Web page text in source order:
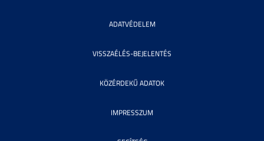
ADATVÉDELEM
VISSZAÉLÉS-BEJELENTÉS
KÖZÉRDEKŰ ADATOK
IMPRESSZUM